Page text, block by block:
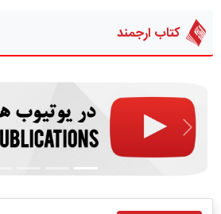
کتاب ارجمند
قبلی